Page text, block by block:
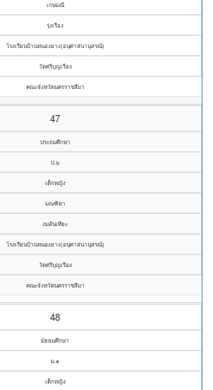
เกษมณี
รุ่งเรือง
โรงเรียนบ้านหนองยาง(อนุศาสนานุสรณ์)
วัดศรีบุญเรือง
คณะจังหวัดนครราชสีมา
47
ประถมศึกษา
ป.๖
เด็กหญิง
มณฑิตา
งมสันเทียะ
โรงเรียนบ้านหนองยาง(อนุศาสนานุสรณ์)
วัดศรีบุญเรือง
คณะจังหวัดนครราชสีมา
48
มัธยมศึกษา
ม.๑
เด็กหญิง